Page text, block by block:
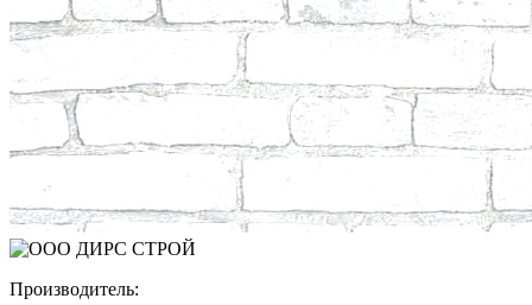
Производитель: